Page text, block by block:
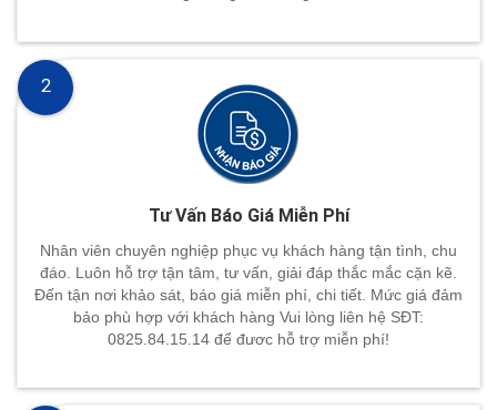
Tư Vấn Báo Giá Miễn Phí
Nhân viên chuyên nghiệp phục vụ khách hàng tận tình, chu
đáo. Luôn hỗ trợ tận tâm, tư vấn, giải đáp thắc mắc cặn kẽ.
Đến tận nơi khảo sát, báo giá miễn phí, chi tiết. Mức giá đảm
bảo phù hợp với khách hàng Vui lòng liên hệ SĐT:
0825.84.15.14 để đươc hỗ trợ miễn phí!
2